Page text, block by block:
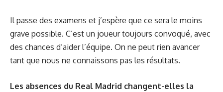
Il passe des examens et j’espère que ce sera le moins
grave possible. C’est un joueur toujours convoqué, avec
des chances d’aider l’équipe. On ne peut rien avancer
tant que nous ne connaissons pas les résultats.
Les absences du Real Madrid changent-elles la